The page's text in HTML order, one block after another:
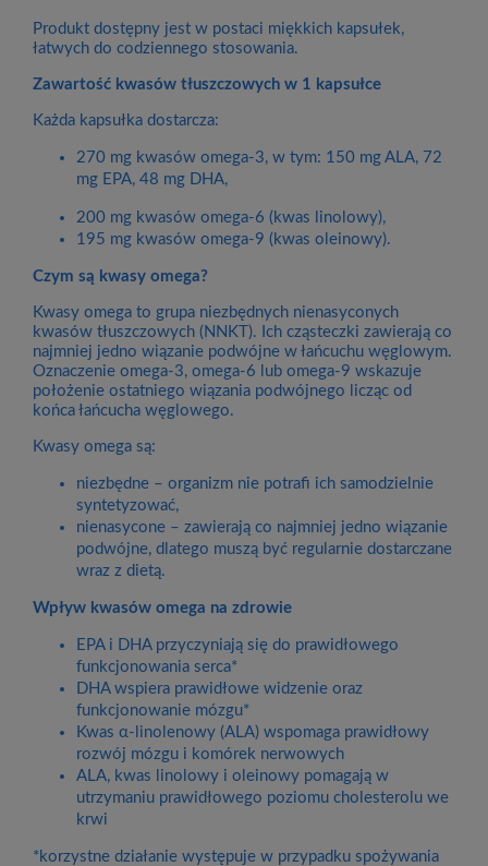
Produkt dostępny jest w postaci miękkich kapsułek,
łatwych do codziennego stosowania.
Zawartość kwasów tłuszczowych w 1 kapsułce
Każda kapsułka dostarcza:
270 mg kwasów omega-3, w tym: 150 mg ALA, 72
mg EPA, 48 mg DHA,
200 mg kwasów omega-6 (kwas linolowy),
195 mg kwasów omega-9 (kwas oleinowy).
Czym są kwasy omega?
Kwasy omega to grupa niezbędnych nienasyconych
kwasów tłuszczowych (NNKT). Ich cząsteczki zawierają co
najmniej jedno wiązanie podwójne w łańcuchu węglowym.
Oznaczenie omega-3, omega-6 lub omega-9 wskazuje
położenie ostatniego wiązania podwójnego licząc od
końca łańcucha węglowego.
Kwasy omega są:
niezbędne – organizm nie potrafi ich samodzielnie
syntetyzować,
nienasycone – zawierają co najmniej jedno wiązanie
podwójne, dlatego muszą być regularnie dostarczane
wraz z dietą.
Wpływ kwasów omega na zdrowie
EPA i DHA przyczyniają się do prawidłowego
funkcjonowania serca*
DHA wspiera prawidłowe widzenie oraz
funkcjonowanie mózgu*
Kwas α-linolenowy (ALA) wspomaga prawidłowy
rozwój mózgu i komórek nerwowych
ALA, kwas linolowy i oleinowy pomagają w
utrzymaniu prawidłowego poziomu cholesterolu we
krwi
*korzystne działanie występuje w przypadku spożywania